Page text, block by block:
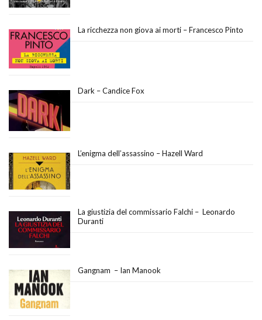
La ricchezza non giova ai morti – Francesco Pinto
Dark – Candice Fox
L’enigma dell’assassino – Hazell Ward
La giustizia del commissario Falchi – Leonardo
Duranti
Gangnam – Ian Manook